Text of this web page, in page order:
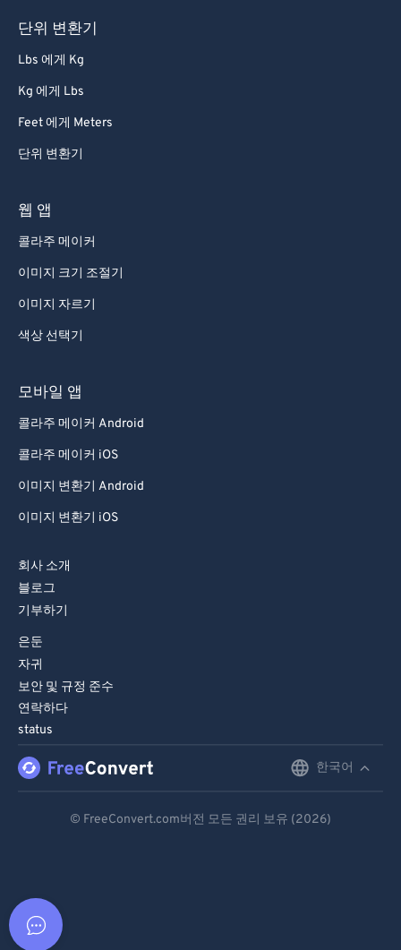
단위 변환기
Lbs 에게 Kg
Kg 에게 Lbs
Feet 에게 Meters
단위 변환기
웹 앱
콜라주 메이커
이미지 크기 조절기
이미지 자르기
색상 선택기
모바일 앱
콜라주 메이커 Android
콜라주 메이커 iOS
이미지 변환기 Android
이미지 변환기 iOS
회사 소개
블로그
기부하기
은둔
자귀
보안 및 규정 준수
연락하다
status
한국어
© FreeConvert.com버전 모든 권리 보유 (2026)